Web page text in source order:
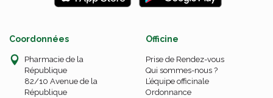
Coordonnées
Pharmacie de la
République
82/10 Avenue de la
République
Officine
Prise de Rendez-vous
Qui sommes-nous ?
L’équipe officinale
Ordonnance